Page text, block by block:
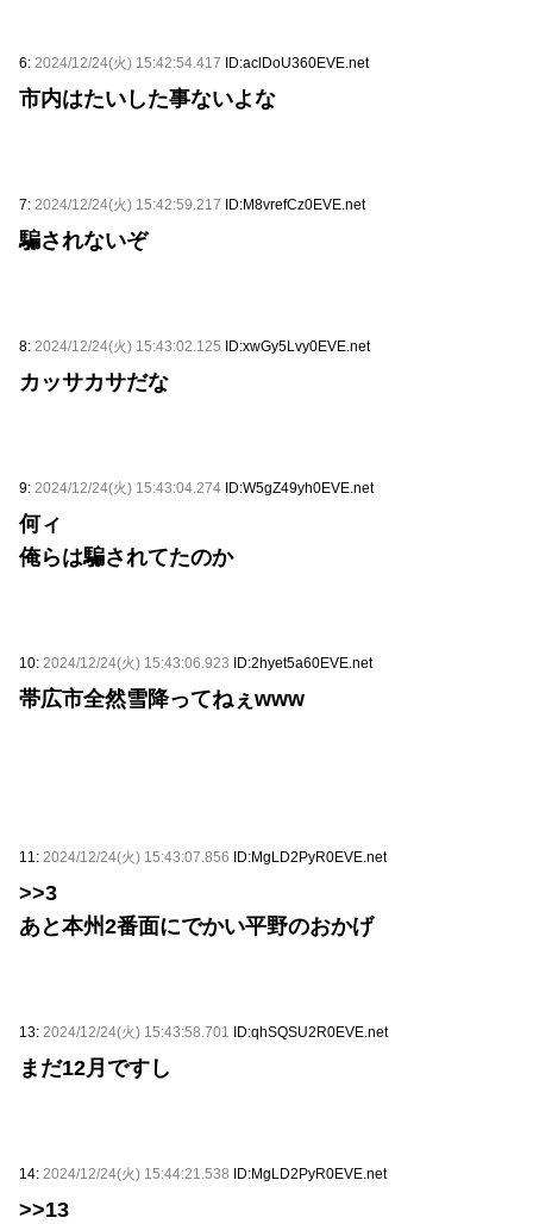
6: 2024/12/24(火) 15:42:54.417 ID:aclDoU360EVE.net
市内はたいした事ないよな
7: 2024/12/24(火) 15:42:59.217 ID:M8vrefCz0EVE.net
騙されないぞ
8: 2024/12/24(火) 15:43:02.125 ID:xwGy5Lvy0EVE.net
カッサカサだな
9: 2024/12/24(火) 15:43:04.274 ID:W5gZ49yh0EVE.net
何ィ
俺らは騙されてたのか
10: 2024/12/24(火) 15:43:06.923 ID:2hyet5a60EVE.net
帯広市全然雪降ってねぇwww
11: 2024/12/24(火) 15:43:07.856 ID:MgLD2PyR0EVE.net
>>3
あと本州2番面にでかい平野のおかげ
13: 2024/12/24(火) 15:43:58.701 ID:qhSQSU2R0EVE.net
まだ12月ですし
14: 2024/12/24(火) 15:44:21.538 ID:MgLD2PyR0EVE.net
>>13